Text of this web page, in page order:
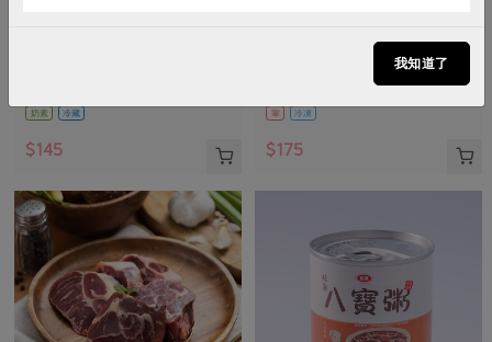
奶素 冷藏
$145
225公克(固形物200公克)
葷 冷凍
$175
我知道了